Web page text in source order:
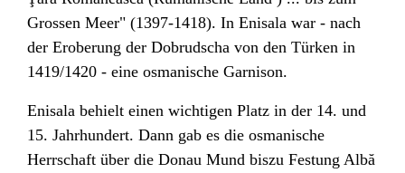
Grossen Meer" (1397-1418). In Enisala war - nach
der Eroberung der Dobrudscha von den Türken in
1419/1420 - eine osmanische Garnison.
Enisala behielt einen wichtigen Platz in der 14. und
15. Jahrhundert. Dann gab es die osmanische
Herrschaft über die Donau Mund biszu Festung Albă